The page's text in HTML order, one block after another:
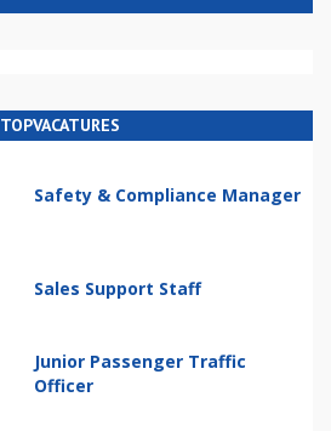
TOPVACATURES
Safety & Compliance Manager
Sales Support Staff
Junior Passenger Traffic
Officer